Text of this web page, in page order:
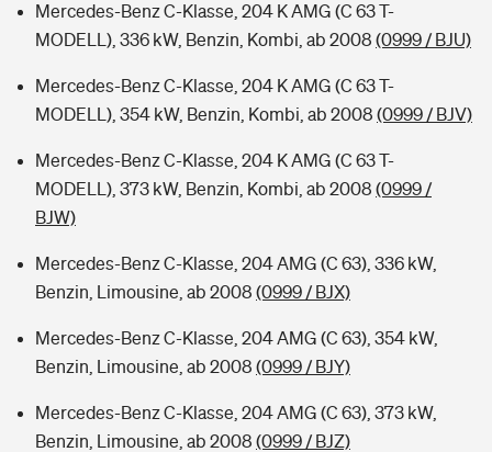
Mercedes-Benz C-Klasse, 204 K AMG (C 63 T-
MODELL), 336 kW, Benzin, Kombi, ab 2008 (0999 / BJU)
Mercedes-Benz C-Klasse, 204 K AMG (C 63 T-
MODELL), 354 kW, Benzin, Kombi, ab 2008 (0999 / BJV)
Mercedes-Benz C-Klasse, 204 K AMG (C 63 T-
MODELL), 373 kW, Benzin, Kombi, ab 2008 (0999 /
BJW)
Mercedes-Benz C-Klasse, 204 AMG (C 63), 336 kW,
Benzin, Limousine, ab 2008 (0999 / BJX)
Mercedes-Benz C-Klasse, 204 AMG (C 63), 354 kW,
Benzin, Limousine, ab 2008 (0999 / BJY)
Mercedes-Benz C-Klasse, 204 AMG (C 63), 373 kW,
Benzin, Limousine, ab 2008 (0999 / BJZ)